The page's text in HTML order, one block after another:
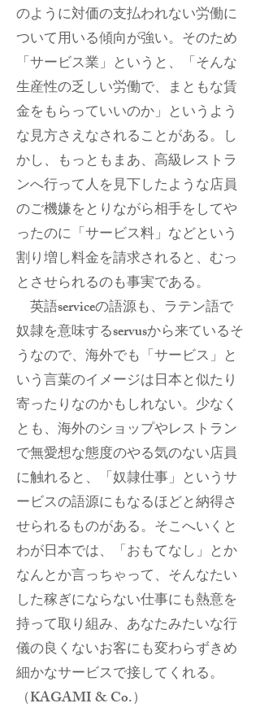
のように対価の支払われない労働に
ついて用いる傾向が強い。そのため
「サービス業」というと、「そんな
生産性の乏しい労働で、まともな賃
金をもらっていいのか」というよう
な見方さえなされることがある。し
かし、もっともまあ、高級レストラ
ンへ行って人を見下したような店員
のご機嫌をとりながら相手をしてや
ったのに「サービス料」などという
割り増し料金を請求されると、むっ
とさせられるのも事実である。
英語serviceの語源も、ラテン語で
奴隷を意味するservusから来ているそ
うなので、海外でも「サービス」と
いう言葉のイメージは日本と似たり
寄ったりなのかもしれない。少なく
とも、海外のショップやレストラン
で無愛想な態度のやる気のない店員
に触れると、「奴隷仕事」というサ
ービスの語源にもなるほどと納得さ
せられるものがある。そこへいくと
わが日本では、「おもてなし」とか
なんとか言っちゃって、そんなたい
した稼ぎにならない仕事にも熱意を
持って取り組み、あなたみたいな行
儀の良くないお客にも変わらずきめ
細かなサービスで接してくれる。
（KAGAMI & Co.）